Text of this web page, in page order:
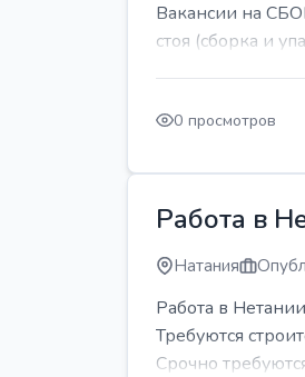
Вакансии на
стоя (сборка и
0 просмотров
Работа в
Натания
Работа в
Требуются
Срочно